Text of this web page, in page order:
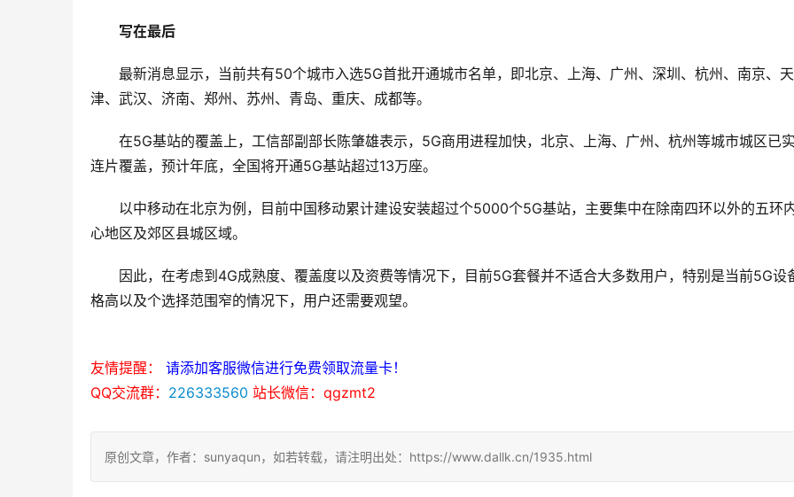
写在最后
最新消息显示，当前共有50个城市入选5G首批开通城市名单，即北京、上海、广州、深圳、杭州、南京、天
津、武汉、济南、郑州、苏州、青岛、重庆、成都等。
在5G基站的覆盖上，工信部副部长陈肇雄表示，5G商用进程加快，北京、上海、广州、杭州等城市城区已
连片覆盖，预计年底，全国将开通5G基站超过13万座。
以中移动在北京为例，目前中国移动累计建设安装超过个5000个5G基站，主要集中在除南四环以外的五环
心地区及郊区县城区域。
因此，在考虑到4G成熟度、覆盖度以及资费等情况下，目前5G套餐并不适合大多数用户，特别是当前5G设
格高以及个选择范围窄的情况下，用户还需要观望。
友情提醒：
请添加客服微信进行免费领取流量卡！
QQ交流群： 226333560 站长微信：qgzmt2
原创文章，作者：sunyaqun，如若转载，请注明出处：https://www.dallk.cn/1935.html